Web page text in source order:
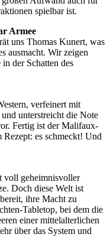
spielbar ist.
Armee
uns Thomas Kunert, was
ausmacht. Wir zeigen
der Schatten des
verfeinert mit
unterstreicht die Note
Fertig ist der Malifaux-
es schmeckt! Und
voll geheimnisvoller
Doch diese Welt ist
ihre Macht zu
Tabletop, bei dem die
einer mittelalterlichen
über das System und